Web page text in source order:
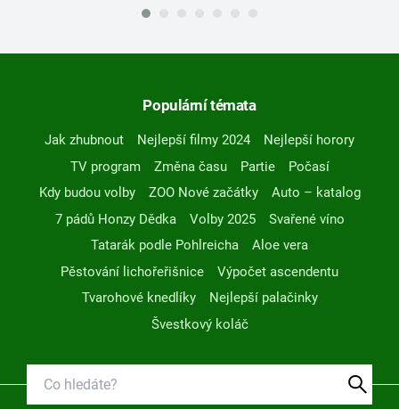
Populární témata
Jak zhubnout Nejlepší filmy 2024
Nejlepší horory
TV program
Změna času Partie
Počasí
Kdy budou volby
ZOO Nové začátky
Auto – katalog
7 pádů Honzy Dědka
Volby 2025
Svařené víno
Tatarák podle Pohlreicha
Aloe vera
Pěstování lichořeřišnice
Výpočet ascendentu
Tvarohové knedlíky
Nejlepší palačinky
Švestkový koláč